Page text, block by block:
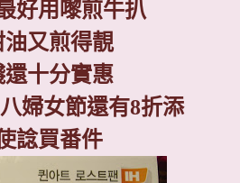
好用嚟煎牛扒
油又煎得靚
還十分實惠
婦女節還有8折添
諗買番件